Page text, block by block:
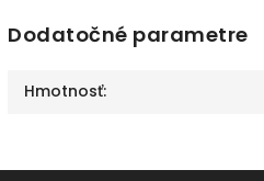
Dodatočné parametre
Hmotnosť: